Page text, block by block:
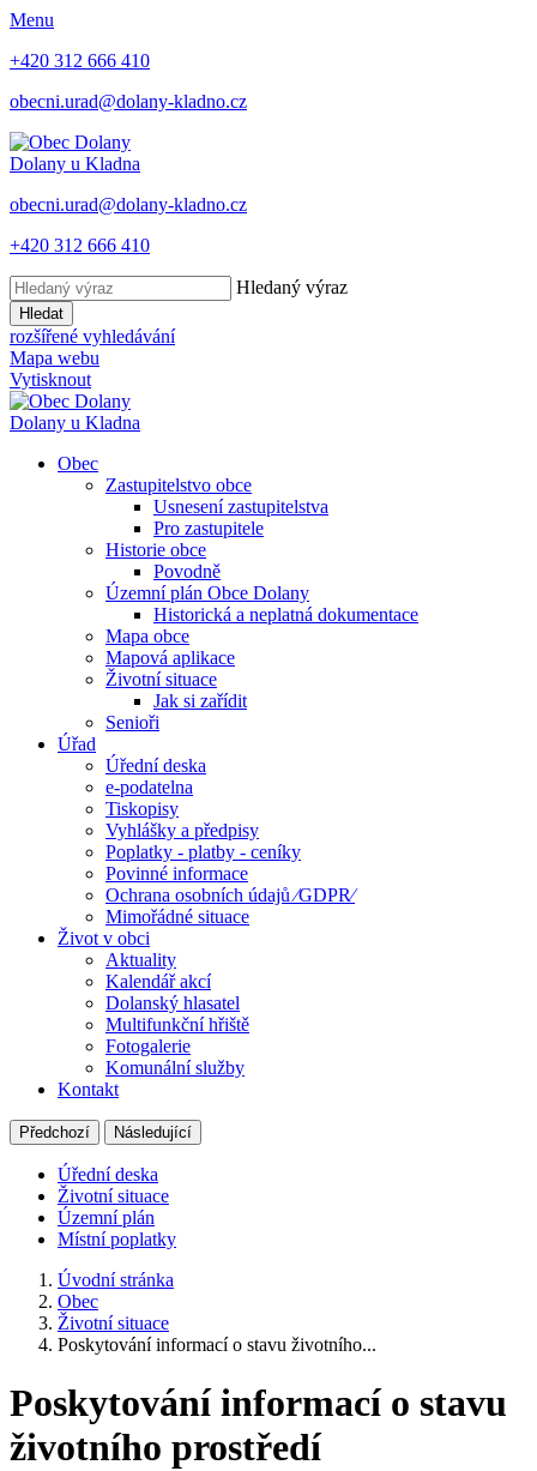
Menu
+420 312 666 410
obecni.urad@dolany-kladno.cz
Dolany u Kladna
obecni.urad@dolany-kladno.cz
+420 312 666 410
Hledaný výraz
Hledat
rozšířené vyhledávání
Mapa webu
Vytisknout
Dolany u Kladna
Obec
Zastupitelstvo obce
Usnesení zastupitelstva
Pro zastupitele
Historie obce
Povodně
Územní plán Obce Dolany
Historická a neplatná dokumentace
Mapa obce
Mapová aplikace
Životní situace
Jak si zařídit
Senioři
Úřad
Úřední deska
e-podatelna
Tiskopisy
Vyhlášky a předpisy
Poplatky - platby - ceníky
Povinné informace
Ochrana osobních údajů ⁄GDPR⁄
Mimořádné situace
Život v obci
Aktuality
Kalendář akcí
Dolanský hlasatel
Multifunkční hřiště
Fotogalerie
Komunální služby
Kontakt
Předchozí Následující
Úřední deska
Životní situace
Územní plán
Místní poplatky
Úvodní stránka
Obec
Životní situace
Poskytování informací o stavu životního...
Poskytování informací o stavu
životního prostředí